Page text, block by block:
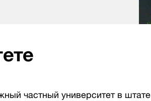
частный университет в штате